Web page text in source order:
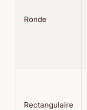
Ronde
Rectangulaire